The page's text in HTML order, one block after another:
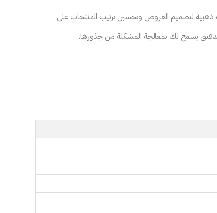
ذهبية لتصميم العروض وتحسين ترتيب المنتجات على
يسمح لك بمعالجة المشكلة من جذورها.